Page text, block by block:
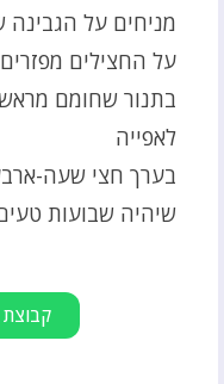
מניחים על הגבינה
על החצילים
לאפייה
בערך חצי שעה-
שיהיה שבועות
קבוצת